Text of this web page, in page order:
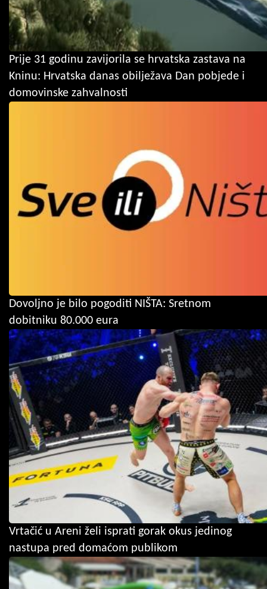
Prije 31 godinu zavijorila se hrvatska zastava na
Kninu: Hrvatska danas obilježava Dan pobjede i
domovinske zahvalnosti
Dovoljno je bilo pogoditi NIŠTA: Sretnom
dobitniku 80.000 eura
Vrtačić u Areni želi isprati gorak okus jedinog
nastupa pred domaćom publikom